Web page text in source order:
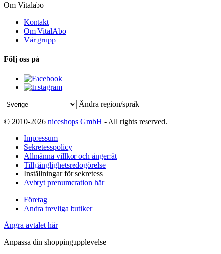
Om Vitalabo
Kontakt
Om VitalAbo
Vår grupp
Följ oss på
Ändra region/språk
© 2010-2026 niceshops GmbH - All rights reserved.
Impressum
Sekretesspolicy
Allmänna villkor och ångerrät
Tillgänglighetsredogörelse
Inställningar för sekretess
Avbryt prenumeration här
Företag
Andra trevliga butiker
Ångra avtalet här
Anpassa din shoppingupplevelse